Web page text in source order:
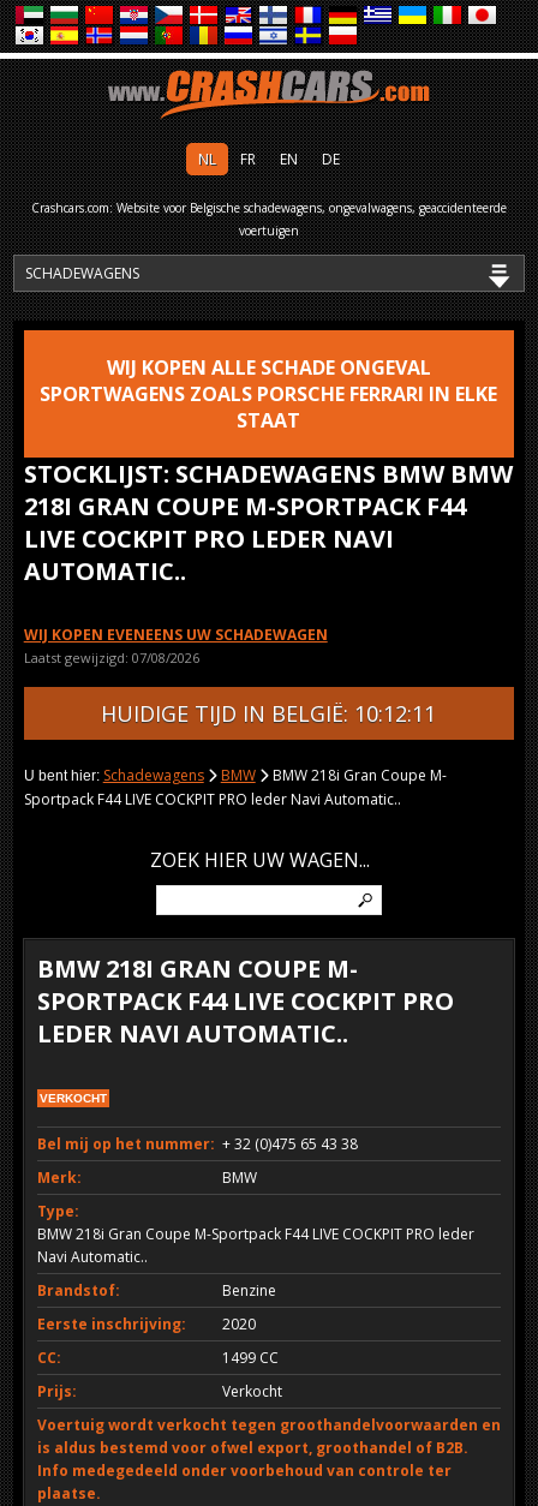
NL FR EN DE
Crashcars.com: Website voor Belgische schadewagens, ongevalwagens, geaccidenteerde
voertuigen
STOCKLIJST: SCHADEWAGENS BMW BMW
218I GRAN COUPE M-SPORTPACK F44
LIVE COCKPIT PRO LEDER NAVI
AUTOMATIC..
WIJ KOPEN ALLE SCHADE ONGEVAL
SPORTWAGENS ZOALS PORSCHE FERRARI IN ELKE
STAAT
WIJ KOPEN EVENEENS UW SCHADEWAGEN
Laatst gewijzigd: 07/08/2026
HUIDIGE TIJD IN BELGIË: 10:12:11
U bent hier: Schadewagens BMW
BMW 218i Gran Coupe M-
Sportpack F44 LIVE COCKPIT PRO leder Navi Automatic..
ZOEK HIER UW WAGEN...
BMW 218I GRAN COUPE M-
SPORTPACK F44 LIVE COCKPIT PRO
LEDER NAVI AUTOMATIC..
VERKOCHT
Bel mij op het nummer: + 32 (0)475 65 43 38
Merk:
BMW
Type:
BMW 218i Gran Coupe M-Sportpack F44 LIVE COCKPIT PRO leder
Navi Automatic..
Brandstof:
Benzine
Eerste inschrijving:
2020
CC:
1499 CC
Prijs:
Verkocht
Voertuig wordt verkocht tegen groothandelvoorwaarden en
is aldus bestemd voor ofwel export, groothandel of B2B.
Info medegedeeld onder voorbehoud van controle ter
plaatse.